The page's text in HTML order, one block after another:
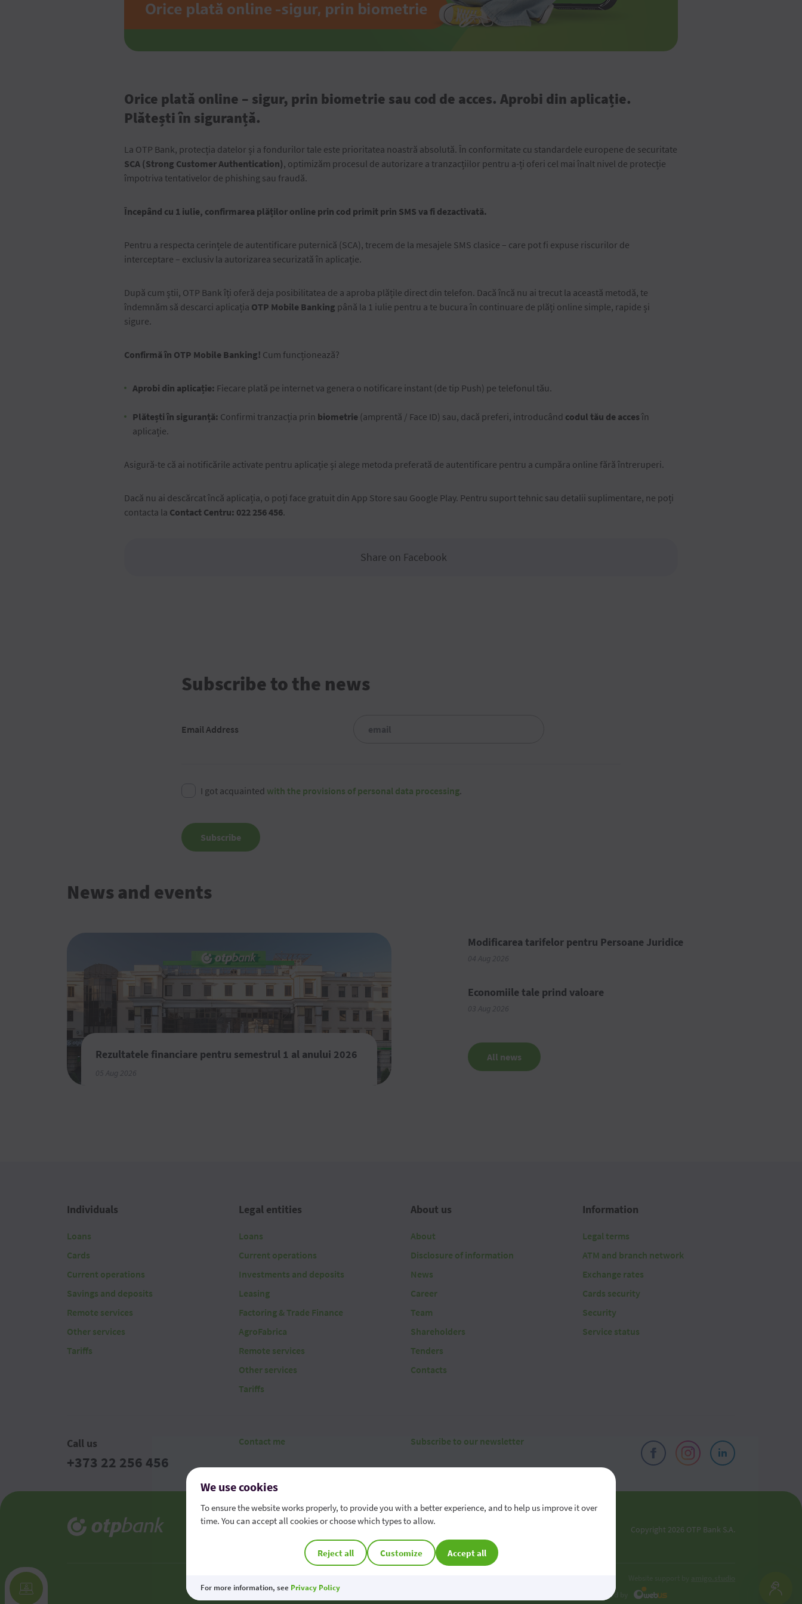
Orice plată online – sigur, prin biometrie sau cod de acces. Aprobi din aplicație.
Plătești în siguranță.
La OTP Bank, protecția datelor și a fondurilor tale este prioritatea noastră absolută. În conformitate cu standardele europene de securitate
SCA (Strong Customer Authentication), optimizăm procesul de autorizare a tranzacțiilor pentru a-ți oferi cel mai înalt nivel de protecție
împotriva tentativelor de phishing sau fraudă.
Începând cu 1 iulie, confirmarea plăților online prin cod primit prin SMS va fi dezactivată.
Pentru a respecta cerințele de autentificare puternică (SCA), trecem de la mesajele SMS clasice – care pot fi expuse riscurilor de
interceptare – exclusiv la autorizarea securizată în aplicație.
După cum știi, OTP Bank îți oferă deja posibilitatea de a aproba plățile direct din telefon. Dacă încă nu ai trecut la această metodă, te
îndemnăm să descarci aplicația OTP Mobile Banking până la 1 iulie pentru a te bucura în continuare de plăți online simple, rapide și
sigure.
Confirmă în OTP Mobile Banking! Cum funcționează?
Aprobi din aplicație: Fiecare plată pe internet va genera o notificare instant (de tip Push) pe telefonul tău.
Plătești în siguranță: Confirmi tranzacția prin biometrie (amprentă / Face ID) sau, dacă preferi, introducând codul tău de accesîn
aplicație.
Asigură-te că ai notificările activate pentru aplicație și alege metoda preferată de autentificare pentru a cumpăra online fără întreruperi.
Dacă nu ai descărcat încă aplicația, o poți face gratuit din App Store sau Google Play. Pentru suport tehnic sau detalii suplimentare, ne poți
contacta la Contact Centru: 022 256 456.
Share on Facebook
Subscribe to the news
Email Address
I got acquainted with the provisions of personal data processing.
Subscribe
News and events
Rezultatele financiare pentru semestrul 1 al anului 2026
05 Aug 2026
Modificarea tarifelor pentru Persoane Juridice
04 Aug 2026
Economiile tale prind valoare
03 Aug 2026
All news
Individuals
Loans
Cards
Current operations
Savings and deposits
Remote services
Other services
Tariffs
Legal entities
Loans
Current operations
Investments and deposits
Leasing
Factoring & Trade Finance
AgroFabrica
Remote services
Other services
Tariffs
About us
About
Disclosure of information
News
Career
Team
Shareholders
Tenders
Contacts
Information
Legal terms
ATM and branch network
Exchange rates
Cards security
Security
Service status
Call us
+373 22 256 456
Contact me Subscribe to our newsletter
Legal terms Security Data protection Contact
Consumer phone number - 022 85 95 95
Cookie Preferences
Copyright 2026 OTP Bank S.A.
This site is protected by reCAPTCHA and the Google
Developed by
We use cookies
To ensure the website works properly, to provide you with a better experience, and to help us improve it over
time. You can accept all cookies or choose which types to allow.
Reject all Customize Accept all
For more information, see Privacy Policy